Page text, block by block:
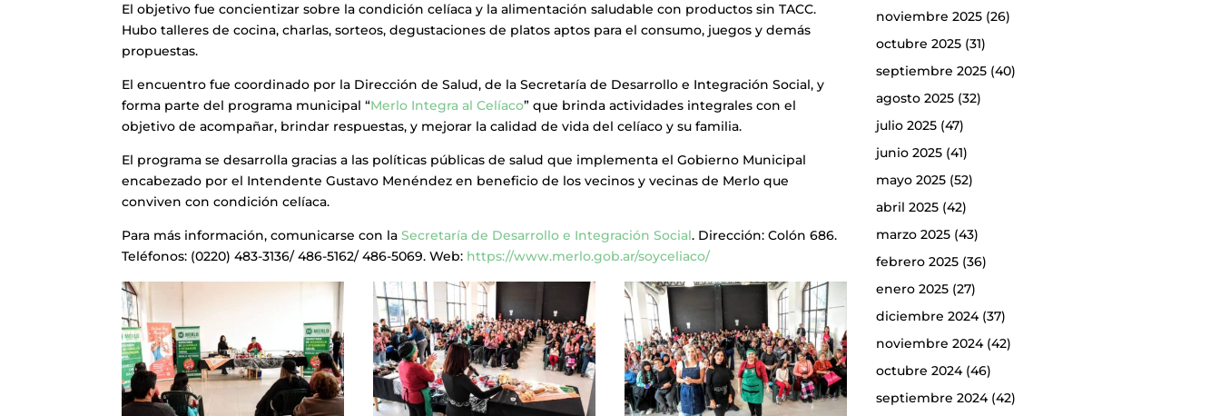
El objetivo fue concientizar sobre la condición celíaca y la alimentación saludable con productos sin TACC.
Hubo talleres de cocina, charlas, sorteos, degustaciones de platos aptos para el consumo, juegos y demás
propuestas.
El encuentro fue coordinado por la Dirección de Salud, de la Secretaría de Desarrollo e Integración Social, y
forma parte del programa municipal “Merlo Integra al Celíaco” que brinda actividades integrales con el
objetivo de acompañar, brindar respuestas, y mejorar la calidad de vida del celíaco y su familia.
El programa se desarrolla gracias a las políticas públicas de salud que implementa el Gobierno Municipal
encabezado por el Intendente Gustavo Menéndez en beneficio de los vecinos y vecinas de Merlo que
conviven con condición celíaca.
Para más información, comunicarse con laSecretaría de Desarrollo e Integración Social. Dirección: Colón 686.
Teléfonos: (0220) 483-3136/ 486-5162/ 486-5069. Web: https://www.merlo.gob.ar/soyceliaco/
noviembre 2025(26)
octubre 2025(31)
septiembre 2025(40)
agosto 2025(32)
julio 2025(47)
junio 2025(41)
mayo 2025(52)
abril 2025(42)
marzo 2025(43)
febrero 2025(36)
enero 2025(27)
diciembre 2024(37)
noviembre 2024(42)
octubre 2024(46)
septiembre 2024(42)